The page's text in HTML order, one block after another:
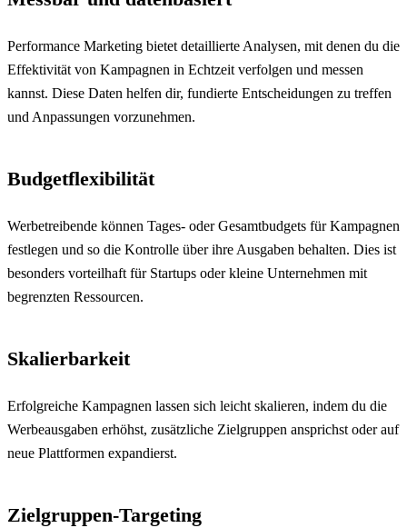
Performance Marketing bietet detaillierte Analysen, mit denen du die
Effektivität von Kampagnen in Echtzeit verfolgen und messen
kannst. Diese Daten helfen dir, fundierte Entscheidungen zu treffen
und Anpassungen vorzunehmen.
Budgetflexibilität
Werbetreibende können Tages- oder Gesamtbudgets für Kampagnen
festlegen und so die Kontrolle über ihre Ausgaben behalten. Dies ist
besonders vorteilhaft für Startups oder kleine Unternehmen mit
begrenzten Ressourcen.
Skalierbarkeit
Erfolgreiche Kampagnen lassen sich leicht skalieren, indem du die
Werbeausgaben erhöhst, zusätzliche Zielgruppen ansprichst oder auf
neue Plattformen expandierst.
Zielgruppen-Targeting